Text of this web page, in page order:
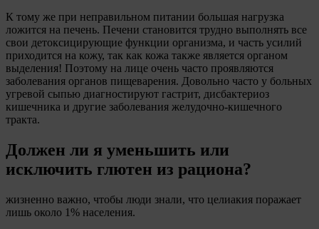
К тому же при неправильном питании большая нагрузка
ложится на печень. Печени становится трудно выполнять все
свои детоксицирующие функции организма, и часть усилий
приходится на кожу, так как кожа также является органом
выделения! Поэтому на лице очень часто проявляются
заболевания органов пищеварения. Довольно часто у больных
угревой сыпью диагностируют гастрит, дисбактериоз
кишечника и другие заболевания желудочно-кишечного
тракта.
Должен ли я уменьшить или
исключить глютен из рациона?
жизненно важно, чтобы люди знали, что целиакия поражает
лишь около 1% населения.